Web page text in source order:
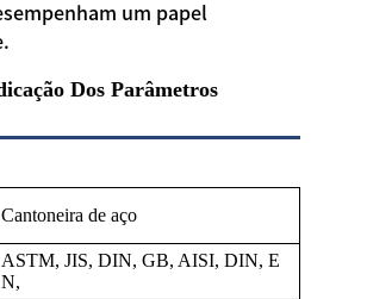
um papel
Dos Parâmetros
Cantoneira de aço
ASTM, JIS, DIN, GB, AISI, DIN, E
N,